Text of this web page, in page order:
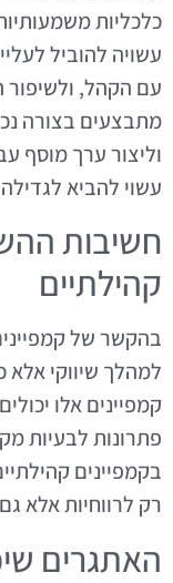
כלכליות
עשויה להוביל
עם הקהל, ולשיפור
מתבצעים בצורה
וליצור ערך מוסף
עשוי להביא
חשיבות
קהילתיים
בהקשר של
למהלך שיווקי
קמפיינים אלו
פתרונות לבעיות
בקמפיינים
רק לרווחיות אלא
האתגרים